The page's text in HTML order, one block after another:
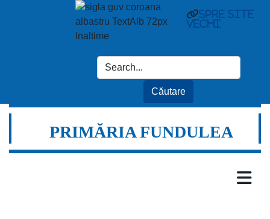
spre site
vechi
PRIMĂRIA FUNDULEA